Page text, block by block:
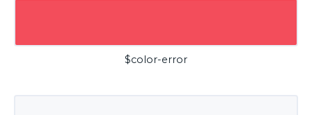
$color-error